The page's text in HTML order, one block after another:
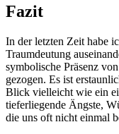
Fazit
In ⁣der letzten ‍Zeit habe‍
⁤Traumdeutung
symbolische Präsenz
gezogen. Es ist
Blick vielleicht wie ein
tieferliegende Ängste,
die uns ⁢oft nicht einmal